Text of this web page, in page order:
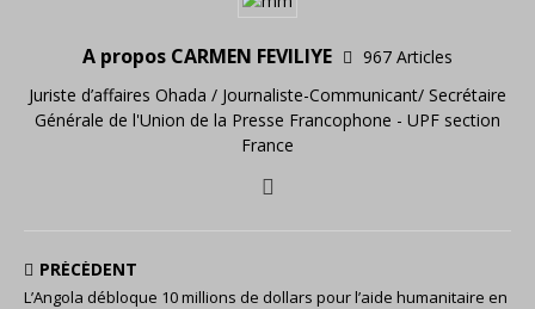
A propos CARMEN FEVILIYE
967 Articles
Juriste d’affaires Ohada / Journaliste-Communicant/ Secrétaire
Générale de l'Union de la Presse Francophone - UPF section
France
PRÉCÉDENT
L’Angola débloque 10 millions de dollars pour l’aide humanitaire en